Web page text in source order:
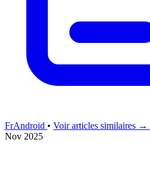
FrAndroid • Voir articles similaires →
Nov 2025